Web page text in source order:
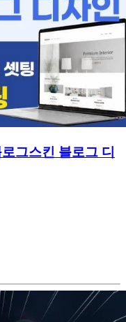
그스킨 블로그 디